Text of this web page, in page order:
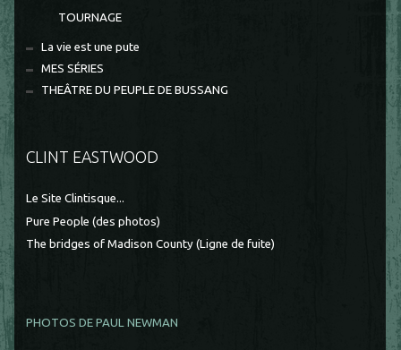
TOURNAGE
La vie est une pute
MES SÉRIES
THEÂTRE DU PEUPLE DE BUSSANG
CLINT EASTWOOD
Le Site Clintisque...
Pure People (des photos)
The bridges of Madison County (Ligne de fuite)
PHOTOS DE PAUL NEWMAN